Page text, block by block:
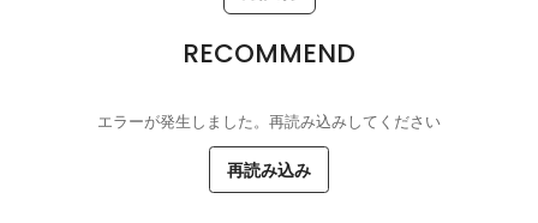
RECOMMEND
エラーが発生しました。再読み込みしてください
再読み込み